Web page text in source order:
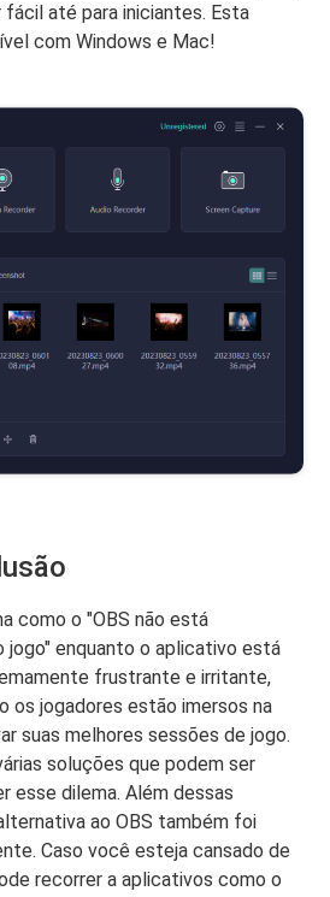
fácil até para iniciantes. Esta
com Windows e Mac!
como o "OBS não está
jogo" enquanto o aplicativo está
frustrante e irritante,
os jogadores estão imersos na
suas melhores sessões de jogo.
soluções que podem ser
esse dilema. Além dessas
ao OBS também foi
Caso você esteja cansado de
recorrer a aplicativos como o